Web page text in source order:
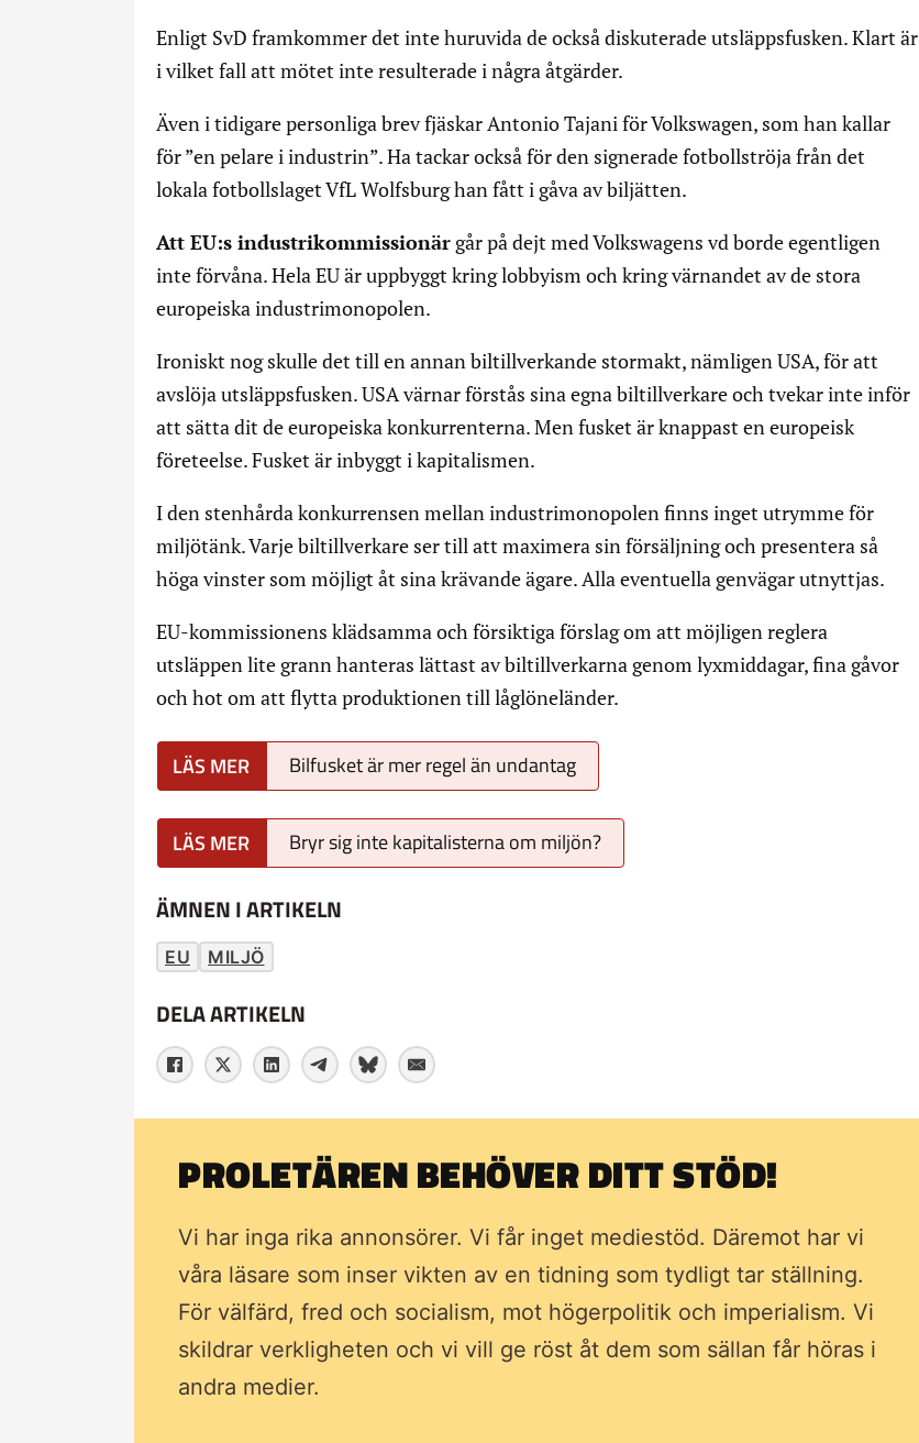
Enligt SvD framkommer det inte huruvida de också diskuterade utsläppsfusken. Klart är
i vilket fall att mötet inte resulterade i några åtgärder.
Även i tidigare personliga brev fjäskar Antonio Tajani för Volkswagen, som han kallar
för ”en pelare i industrin”. Ha tackar också för den signerade fotbollströja från det
lokala fotbollslaget VfL Wolfsburg han fått i gåva av biljätten.
Att EU:s industrikommissionär går på dejt med Volkswagens vd borde egentligen
inte förvåna. Hela EU är uppbyggt kring lobbyism och kring värnandet av de stora
europeiska industrimonopolen.
Ironiskt nog skulle det till en annan biltillverkande stormakt, nämligen USA, för att
avslöja utsläppsfusken. USA värnar förstås sina egna biltillverkare och tvekar inte inför
att sätta dit de europeiska konkurrenterna. Men fusket är knappast en europeisk
företeelse. Fusket är inbyggt i kapitalismen.
I den stenhårda konkurrensen mellan industrimonopolen finns inget utrymme för
miljötänk. Varje biltillverkare ser till att maximera sin försäljning och presentera så
höga vinster som möjligt åt sina krävande ägare. Alla eventuella genvägar utnyttjas.
EU-kommissionens klädsamma och försiktiga förslag om att möjligen reglera
utsläppen lite grann hanteras lättast av biltillverkarna genom lyxmiddagar, fina gåvor
och hot om att flytta produktionen till låglöneländer.
Bilfusket är mer regel än undantag
Bryr sig inte kapitalisterna om miljön?
ÄMNEN I ARTIKELN
EU MILJÖ
DELA ARTIKELN
PROLETÄREN BEHÖVER DITT STÖD!
Vi har inga rika annonsörer. Vi får inget mediestöd. Däremot har vi
våra läsare som inser vikten av en tidning som tydligt tar ställning.
För välfärd, fred och socialism, mot högerpolitik och imperialism. Vi
skildrar verkligheten och vi vill ge röst åt dem som sällan får höras i
andra medier.